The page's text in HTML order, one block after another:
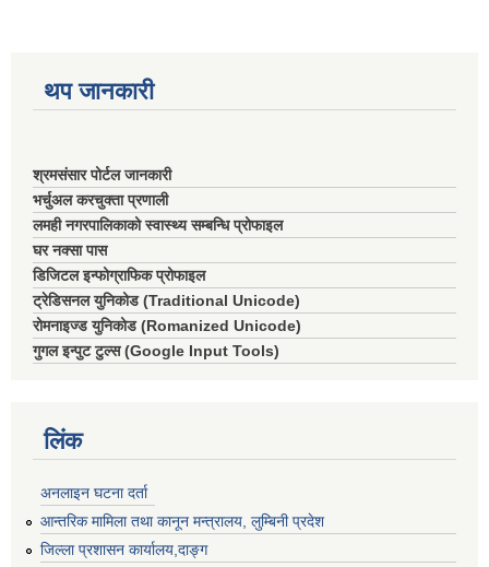
थप जानकारी
श्रमसंसार पोर्टल जानकारी
भर्चुअल करचुक्ता प्रणाली
लमही नगरपालिकाको स्वास्थ्य सम्बन्धि प्रोफाइल
घर नक्सा पास
डिजिटल इन्फोग्राफिक प्रोफाइल
ट्रेडिसनल युनिकोड (Traditional Unicode)
रोमनाइज्ड युनिकोड (Romanized Unicode)
गुगल इन्पुट टुल्स (Google Input Tools)
लिंक
अनलाइन घटना दर्ता
आन्तरिक मामिला तथा कानून मन्त्रालय, लुम्बिनी प्रदेश
जिल्ला प्रशासन कार्यालय,दाङ्ग